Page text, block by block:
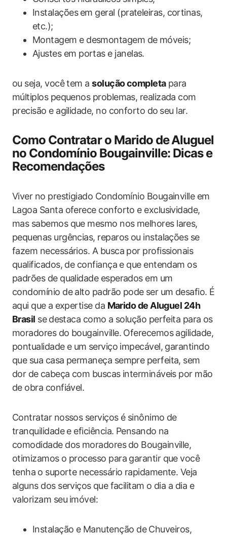
Instalações ⁢em geral​ (prateleiras, cortinas,
etc.);
Montagem e desmontagem de móveis;
Ajustes em portas e janelas.
ou ‌seja,‍ você tem a​solução completapara
múltiplos pequenos problemas, realizada com
precisão e ‍agilidade, no conforto do ⁣seu lar.
Como Contratar o Marido de ⁢Aluguel
‌no Condomínio⁣ Bougainville: Dicas e
Recomendações
Viver no prestigiado​ Condomínio Bougainville ​em
‌Lagoa Santa ‍oferece conforto e exclusividade,⁢
mas sabemos que mesmo nos melhores‍ lares,
pequenas urgências, reparos ou instalações se
fazem necessários. A busca por profissionais
qualificados, de confiança e que entendam os
padrões de qualidade esperados em um‌
condomínio de alto padrão pode⁤ ser um desafio. É‌
aqui que a ⁣expertise​ da Marido de Aluguel 24h
Brasil se ⁤destaca como a solução perfeita para⁤ os
moradores do bougainville. Oferecemos agilidade,
pontualidade e‍ um ⁢serviço impecável, garantindo
que sua casa permaneça sempre perfeita, sem
dor de ⁤cabeça com buscas intermináveis por mão
de obra confiável.
Contratar nossos serviços é sinônimo de
tranquilidade‌ e eficiência. Pensando ‌na
comodidade dos ‍moradores ⁣do Bougainville,
otimizamos o processo para garantir que você
tenha ⁢o suporte ‌necessário rapidamente. Veja
alguns dos serviços ⁢que ‍facilitam o dia a dia e
valorizam seu ⁢imóvel:
Instalação e Manutenção de Chuveiros,